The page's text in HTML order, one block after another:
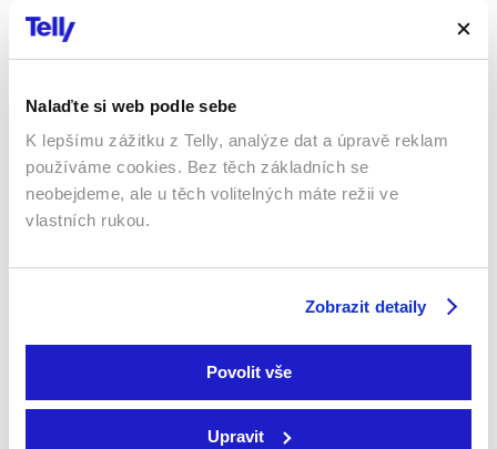
Nalaďte si web podle sebe
K lepšímu zážitku z Telly, analýze dat a úpravě reklam
používáme cookies. Bez těch základních se
neobejdeme, ale u těch volitelných máte režii ve
vlastních rukou.
Zobrazit detaily
Povolit vše
Upravit
Webový prohlížeč